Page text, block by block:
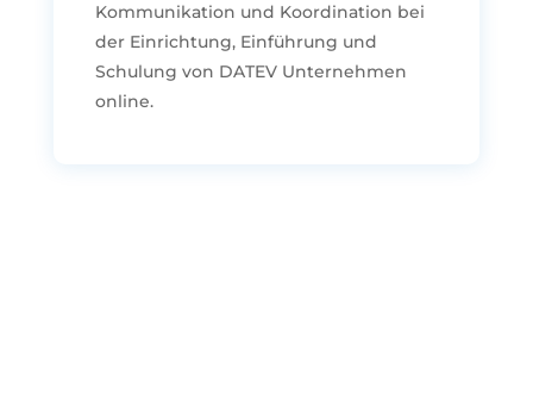
Kommunikation und Koordination bei
der Einrichtung, Einführung und
Schulung von DATEV Unternehmen
online.